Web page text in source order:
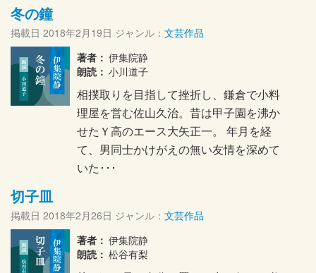
冬の鐘
掲載日 2018年2月19日 ジャンル： 文芸作品
著者： 伊集院静
朗読： 小川道子
相撲取りを目指して挫折し、鎌倉で小料
理屋を営む佐山久治。昔は甲子園を沸か
せたＹ高のエース大矢正一。 年月を経
て、男同士かけがえの無い友情を深めて
いた･･･
切子皿
掲載日 2018年2月26日 ジャンル： 文芸作品
著者： 伊集院静
朗読： 松谷有梨